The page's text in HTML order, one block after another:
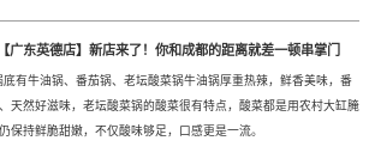
广东英德店】新店来了！你和成都的距离就差一顿串掌门
底有牛油锅、番茄锅、老坛酸菜锅牛油锅厚重热辣，鲜香美味，番
天然好滋味，老坛酸菜锅的酸菜很有特点，酸菜都是用农村大缸腌
保持鲜脆甜嫩，不仅酸味够足，口感更是一流。